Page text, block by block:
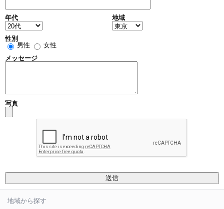
年代 地域
性別
男性
女性
メッセージ
写真
地域から探す